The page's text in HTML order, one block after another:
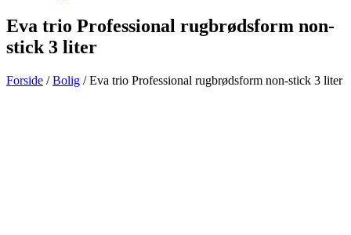
Eva trio Professional rugbrødsform non-
stick 3 liter
Forside /Bolig / Eva trio Professional rugbrødsform non-stick 3 liter